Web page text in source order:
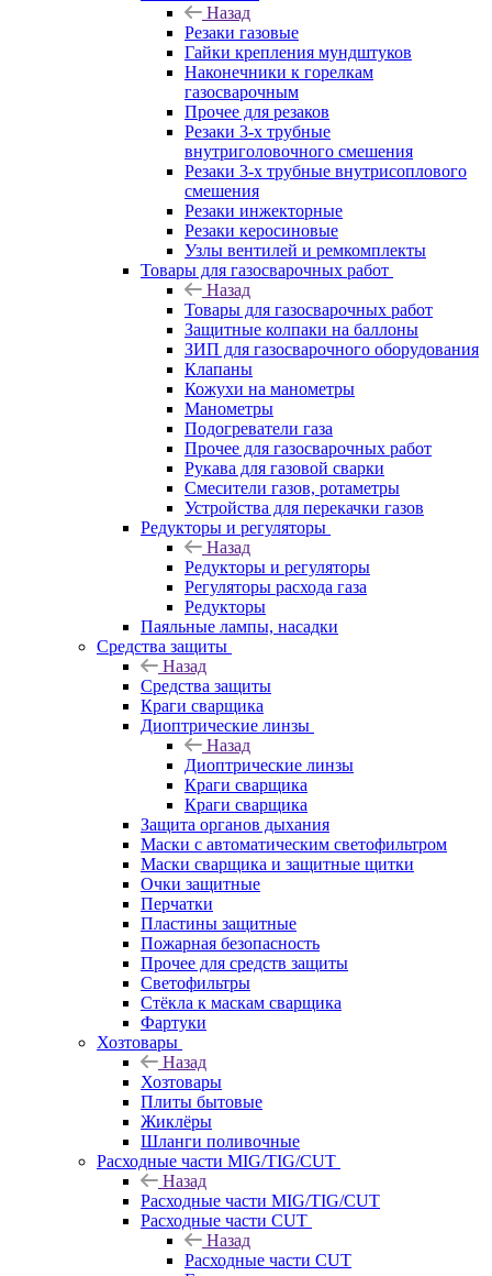
Назад
Резаки газовые
Гайки крепления мундштуков
Наконечники к горелкам
газосварочным
Прочее для резаков
Резаки 3-х трубные
внутриголовочного смешения
Резаки 3-х трубные внутрисоплового
смешения
Резаки инжекторные
Резаки керосиновые
Узлы вентилей и ремкомплекты
Товары для газосварочных работ
Назад
Товары для газосварочных работ
Защитные колпаки на баллоны
ЗИП для газосварочного оборудования
Клапаны
Кожухи на манометры
Манометры
Подогреватели газа
Прочее для газосварочных работ
Рукава для газовой сварки
Смесители газов, ротаметры
Устройства для перекачки газов
Редукторы и регуляторы
Назад
Редукторы и регуляторы
Регуляторы расхода газа
Редукторы
Паяльные лампы, насадки
Средства защиты
Назад
Средства защиты
Краги сварщика
Диоптрические линзы
Назад
Диоптрические линзы
Краги сварщика
Краги сварщика
Защита органов дыхания
Маски с автоматическим светофильтром
Маски сварщика и защитные щитки
Очки защитные
Перчатки
Пластины защитные
Пожарная безопасность
Прочее для средств защиты
Светофильтры
Стёкла к маскам сварщика
Фартуки
Хозтовары
Назад
Хозтовары
Плиты бытовые
Жиклёры
Шланги поливочные
Расходные части MIG/TIG/CUT
Назад
Расходные части MIG/TIG/CUT
Расходные части CUT
Назад
Расходные части CUT